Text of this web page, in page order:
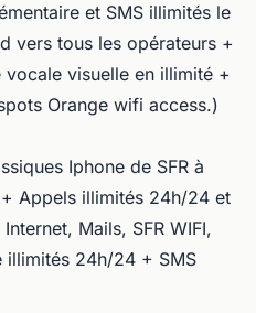
et SMS illimités le
vers tous les opérateurs +
visuelle en illimité +
Orange wifi access.)
Iphone de SFR à
Appels illimités 24h/24 et
Mails, SFR WIFI,
illimités 24h/24 + SMS